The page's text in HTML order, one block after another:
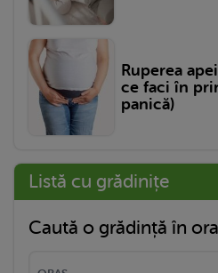
Ruperea
ce faci în
panică)
Listă cu grădinițe
Caută o grădință în